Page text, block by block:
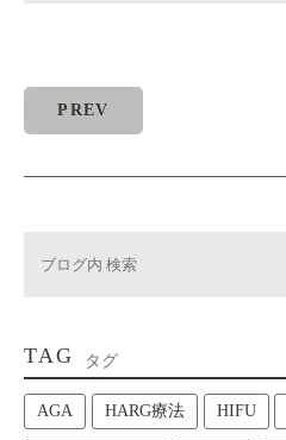
PREV
TAG タグ
AGA HARG療法 HIFU